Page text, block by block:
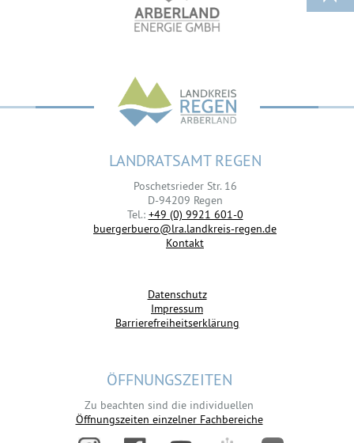
LANDRATSAMT REGEN
Poschetsrieder Str. 16
D-94209 Regen
Tel.: +49 (0) 9921 601-0
buergerbuero@lra.landkreis-regen.de
Kontakt
Datenschutz
Impressum
Barrierefreiheitserklärung
ÖFFNUNGSZEITEN
Zu beachten sind die individuellen
Öffnungszeiten einzelner Fachbereiche